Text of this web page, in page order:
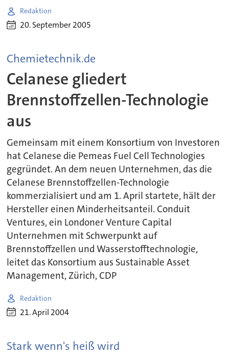
Redaktion
20. September 2005
Chemietechnik.de
Celanese gliedert
Brennstoffzellen-Technologie
aus
Gemeinsam mit einem Konsortium von Investoren
hat Celanese die Pemeas Fuel Cell Technologies
gegründet. An dem neuen Unternehmen, das die
Celanese Brennstoffzellen-Technologie
kommerzialisiert und am 1. April startete, hält der
Hersteller einen Minderheitsanteil. Conduit
Ventures, ein Londoner Venture Capital
Unternehmen mit Schwerpunkt auf
Brennstoffzellen und Wasserstofftechnologie,
leitet das Konsortium aus Sustainable Asset
Management, Zürich, CDP
Redaktion
21. April 2004
Stark wenn's heiß wird